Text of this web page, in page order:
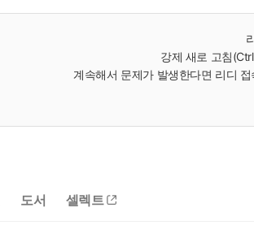
강제 새로 고침
계속해서 문제가 발생한다면 리디
도서 셀렉트